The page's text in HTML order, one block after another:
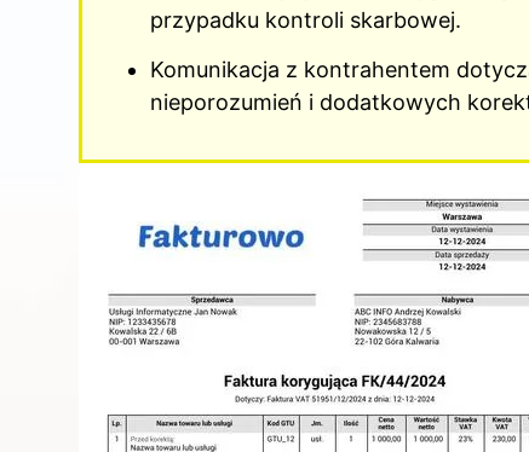
przypadku kontroli skarbowej.
Komunikacja z kontrahentem
nieporozumień i dodatkowych